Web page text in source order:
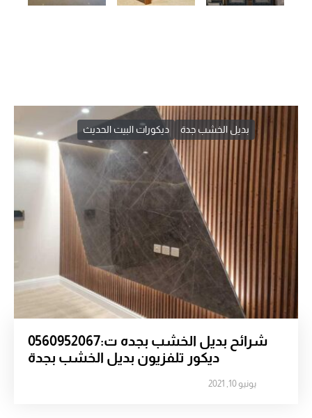
بديل الخشب جدة ديكورات البيت الحديث
شرائح بديل الخشب بجده ت:0560952067
ديكور تلفزيون بديل الخشب بجدة
يونيو 10, 2021